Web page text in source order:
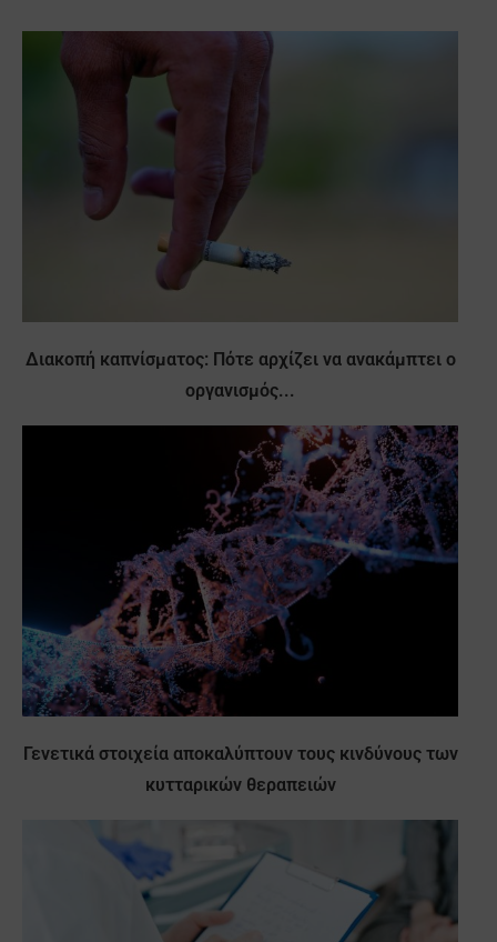
Διακοπή καπνίσματος: Πότε αρχίζει να ανακάμπτει ο
οργανισμός...
Γενετικά στοιχεία αποκαλύπτουν τους κινδύνους των
κυτταρικών θεραπειών